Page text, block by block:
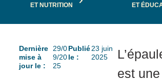
ET NUTRITION
ET
Dernière
mise à
jour le :
29/0
9/20
25
Publié
le :
23 juin
2025
est